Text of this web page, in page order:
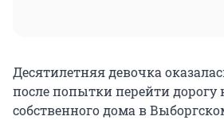
Десятилетняя девочка
после попытки перейти дорогу
собственного дома в